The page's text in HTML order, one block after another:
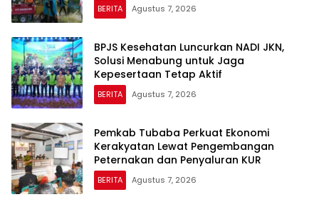
BERITA Agustus 7, 2026
BPJS Kesehatan Luncurkan NADI JKN,
Solusi Menabung untuk Jaga
Kepesertaan Tetap Aktif
BERITA Agustus 7, 2026
Pemkab Tubaba Perkuat Ekonomi
Kerakyatan Lewat Pengembangan
Peternakan dan Penyaluran KUR
BERITA Agustus 7, 2026